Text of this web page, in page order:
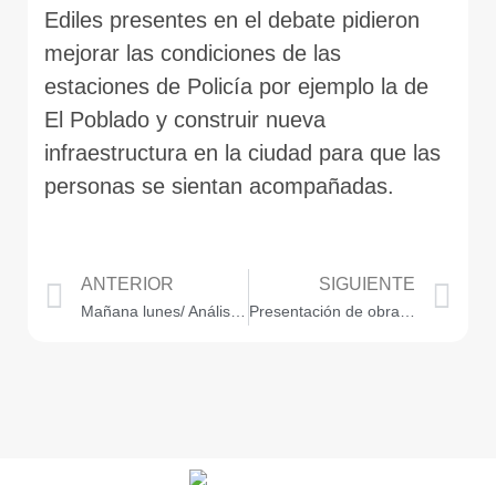
Ediles presentes en el debate pidieron
mejorar las condiciones de las
estaciones de Policía por ejemplo la de
El Poblado y construir nueva
infraestructura en la ciudad para que las
personas se sientan acompañadas.
ANTERIOR
Mañana lunes/ Análisis de la seguridad en los establecimientos de la noche en Medellín
SIGUIENTE
Presentación de obras de parcheo de huecos y fallos en la malla vial de la ciudad